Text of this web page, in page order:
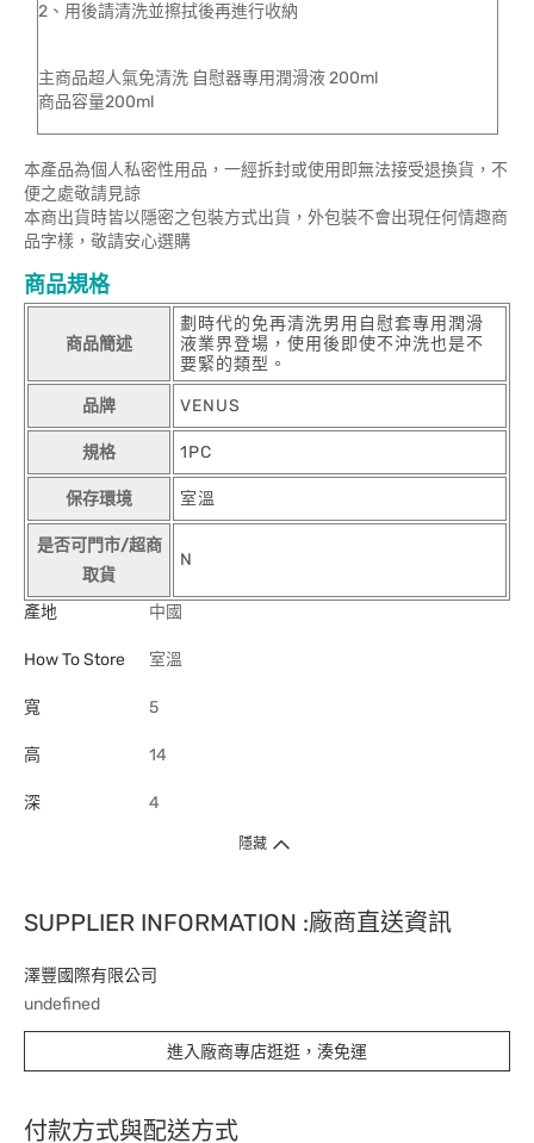
2、用後請清洗並擦拭後再進行收納
主商品超人氣免清洗 自慰器專用潤滑液 200ml
商品容量200ml
本產品為個人私密性用品，一經拆封或使用即無法接受退換貨，不
便之處敬請見諒
本商出貨時皆以隱密之包裝方式出貨，外包裝不會出現任何情趣商
品字樣，敬請安心選購
商品規格
商品簡述
劃時代的免再清洗男用自慰套專用潤滑
液業界登場，使用後即使不沖洗也是不
要緊的類型。
品牌 VENUS
規格 1PC
保存環境 室溫
是否可門市/超商
取貨
N
產地 中國
How To Store 室溫
寬 5
高 14
深 4
隱藏
SUPPLIER INFORMATION :廠商直送資訊
澤豐國際有限公司
undefined
進入廠商專店逛逛，湊免運
付款方式與配送方式